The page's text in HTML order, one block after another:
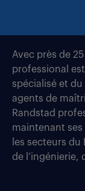
Avec près de
professional
spécialisé et
agents de
Randstad
maintenant
les secteurs du
de l’ingénierie,